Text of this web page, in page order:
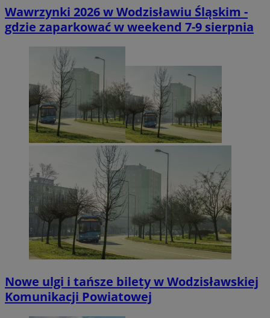
Wawrzynki 2026 w Wodzisławiu Śląskim -
gdzie zaparkować w weekend 7-9 sierpnia
Nowe ulgi i tańsze bilety w Wodzisławskiej
Komunikacji Powiatowej